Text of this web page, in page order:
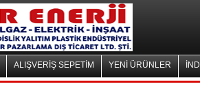
ALIŞVERİŞ SEPETİM YENİ ÜRÜNLER